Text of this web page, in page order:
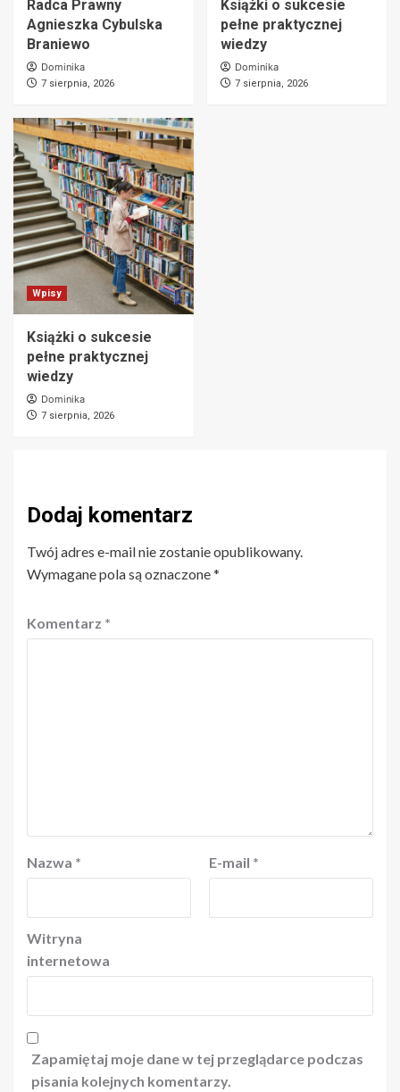
Radca Prawny
Agnieszka Cybulska
Braniewo
Dominika
7 sierpnia, 2026
Książki o sukcesie
pełne praktycznej
wiedzy
Dominika
7 sierpnia, 2026
Wpisy
Książki o sukcesie
pełne praktycznej
wiedzy
Dominika
7 sierpnia, 2026
Dodaj komentarz
Twój adres e-mail nie zostanie opublikowany.
Wymagane pola są oznaczone*
Komentarz *
Nazwa * E-mail *
Witryna
internetowa
Zapamiętaj moje dane w tej przeglądarce podczas
pisania kolejnych komentarzy.